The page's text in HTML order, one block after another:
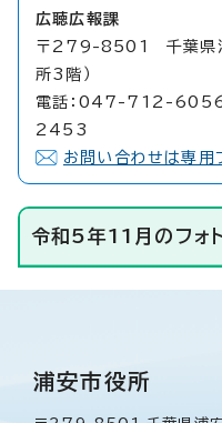
広聴広報課
〒279-8501 千葉県浦
所3階）
電話：047-712-
2453
お問い合わせは専用
令和5年11月のフォ
浦安市役所